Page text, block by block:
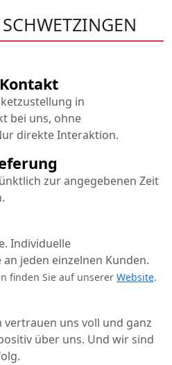
zur angegebenen Zeit
in
bei uns, ohne
direkte Interaktion.
Individuelle
jeden einzelnen Kunden.
finden Sie auf unserer Website.
vertrauen uns voll und ganz
über uns. Und wir sind